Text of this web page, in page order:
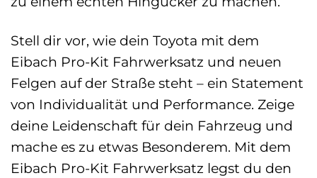
Stell dir vor, wie dein Toyota mit dem
Eibach Pro-Kit Fahrwerksatz und neuen
Felgen auf der Straße steht – ein Statement
von Individualität und Performance. Zeige
deine Leidenschaft für dein Fahrzeug und
mache es zu etwas Besonderem. Mit dem
Eibach Pro-Kit Fahrwerksatz legst du den